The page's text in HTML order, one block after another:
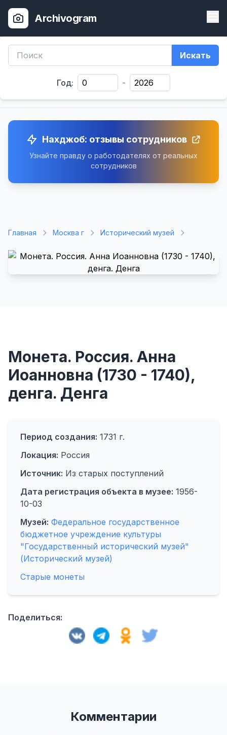
Archivogram
Искать
Год: -
Нахджоб: отзывы сотрудников
Узнайте правду о работодателях от реальных
сотрудников
Главная Москва г Исторический музей
Монета. Россия. Анна
Иоанновна (1730 - 1740),
денга. Денга
Период создания: 1731 г.
Локация: Россия
Источник: Из старых поступлений
Дата регистрация объекта в музее: 1956-
10-03
Музей: Федеральное государственное
бюджетное учреждение культуры
"Государственный исторический музей"
(Исторический музей)
Старые монеты
Поделиться:
Комментарии